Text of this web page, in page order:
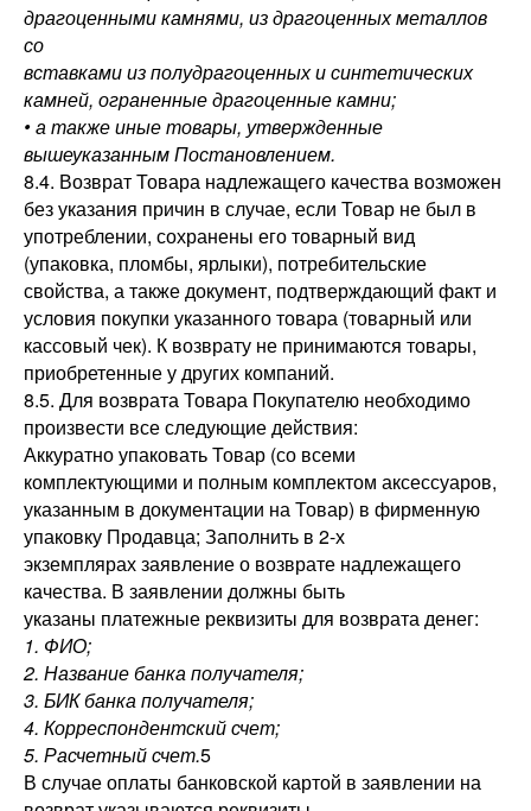
драгоценными камнями, из драгоценных металлов
со
вставками из полудрагоценных и синтетических
камней, ограненные драгоценные камни;
• а также иные товары, утвержденные
вышеуказанным Постановлением.
8.4. Возврат Товара надлежащего качества возможен
без указания причин в случае, если Товар не был в
употреблении, сохранены его товарный вид
(упаковка, пломбы, ярлыки), потребительские
свойства, а также документ, подтверждающий факт и
условия покупки указанного товара (товарный или
кассовый чек). К возврату не принимаются товары,
приобретенные у других компаний.
8.5. Для возврата Товара Покупателю необходимо
произвести все следующие действия:
Аккуратно упаковать Товар (со всеми
комплектующими и полным комплектом аксессуаров,
указанным в документации на Товар) в фирменную
упаковку Продавца; Заполнить в 2-х
экземплярах заявление о возврате надлежащего
качества. В заявлении должны быть
указаны платежные реквизиты для возврата денег:
1. ФИО;
2. Название банка получателя;
3. БИК банка получателя;
4. Корреспондентский счет;
5. Расчетный счет.5
В случае оплаты банковской картой в заявлении на